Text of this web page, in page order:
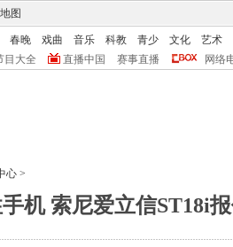
图
春晚 戏曲 音乐 科教 青少 文化
艺术
目大全 直播中国 赛事直播 网络
心 >
机 索尼爱立信ST18i